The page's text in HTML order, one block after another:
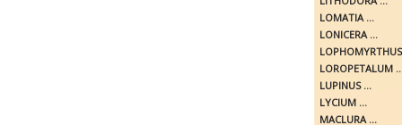
LOMATIA ...
LONICERA ...
LOROPETALUM
LUPINUS ...
LYCIUM ...
MACLURA ...